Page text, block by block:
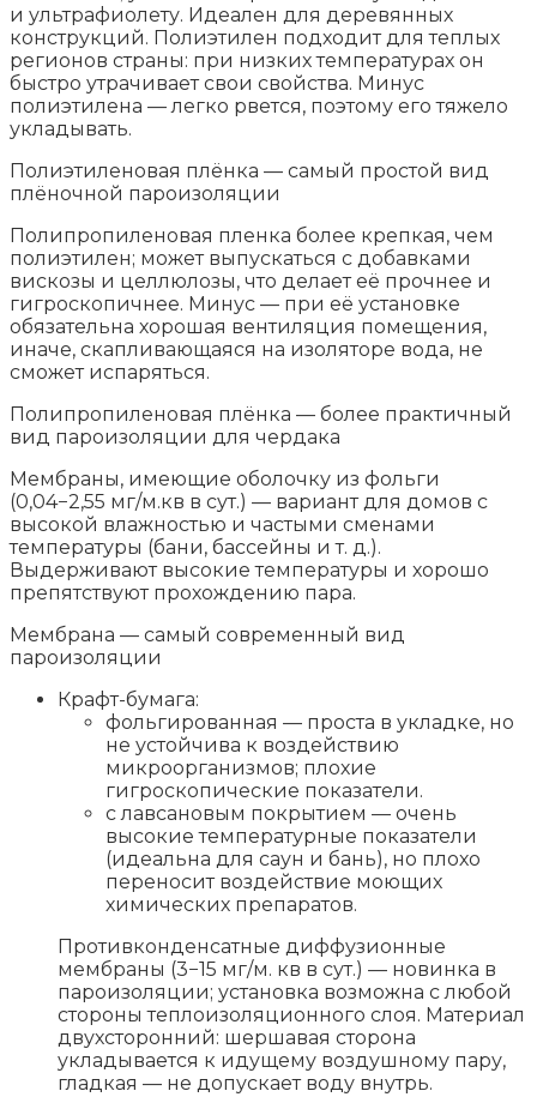
и ультрафиолету. Идеален для деревянных
конструкций. Полиэтилен подходит для теплых
регионов страны: при низких температурах он
быстро утрачивает свои свойства. Минус
полиэтилена — легко рвется, поэтому его тяжело
укладывать.
Полиэтиленовая плёнка — самый простой вид
плёночной пароизоляции
Полипропиленовая пленка более крепкая, чем
полиэтилен; может выпускаться с добавками
вискозы и целлюлозы, что делает её прочнее и
гигроскопичнее. Минус — при её установке
обязательна хорошая вентиляция помещения,
иначе, скапливающаяся на изоляторе вода, не
сможет испаряться.
Полипропиленовая плёнка — более практичный
вид пароизоляции для чердака
Мембраны, имеющие оболочку из фольги
(0,04−2,55 мг/м.кв в сут.) — вариант для домов с
высокой влажностью и частыми сменами
температуры (бани, бассейны и т. д.).
Выдерживают высокие температуры и хорошо
препятствуют прохождению пара.
Мембрана — самый современный вид
пароизоляции
Крафт-бумага:
фольгированная — проста в укладке, но
не устойчива к воздействию
микроорганизмов; плохие
гигроскопические показатели.
с лавсановым покрытием — очень
высокие температурные показатели
(идеальна для саун и бань), но плохо
переносит воздействие моющих
химических препаратов.
Противконденсатные диффузионные
мембраны (3−15 мг/м. кв в сут.) — новинка в
пароизоляции; установка возможна с любой
стороны теплоизоляционного слоя. Материал
двухсторонний: шершавая сторона
укладывается к идущему воздушному пару,
гладкая — не допускает воду внутрь.